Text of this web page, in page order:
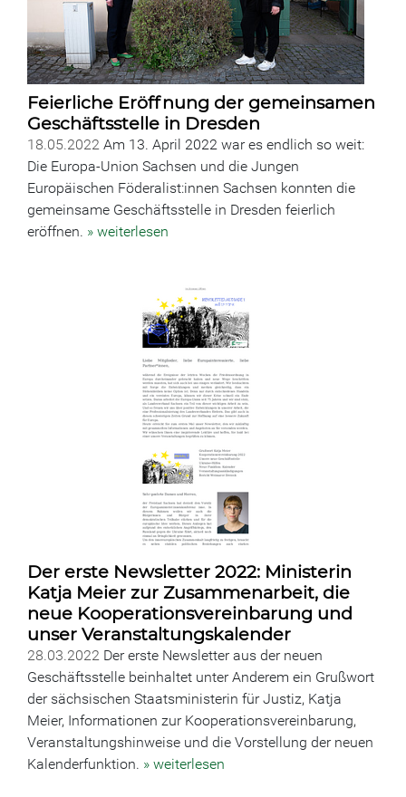
Feierliche Eröffnung der gemeinsamen
Geschäftsstelle in Dresden
18.05.2022 Am 13. April 2022 war es endlich so weit:
Die Europa-Union Sachsen und die Jungen
Europäischen Föderalist:innen Sachsen konnten die
gemeinsame Geschäftsstelle in Dresden feierlich
eröffnen. » weiterlesen
Der erste Newsletter 2022: Ministerin
Katja Meier zur Zusammenarbeit, die
neue Kooperationsvereinbarung und
unser Veranstaltungskalender
28.03.2022 Der erste Newsletter aus der neuen
Geschäftsstelle beinhaltet unter Anderem ein Grußwort
der sächsischen Staatsministerin für Justiz, Katja
Meier, Informationen zur Kooperationsvereinbarung,
Veranstaltungshinweise und die Vorstellung der neuen
Kalenderfunktion. » weiterlesen